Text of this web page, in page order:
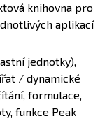
knihovna pro
aplikací
jednotky),
/ dynamické
formulace,
funkce Peak